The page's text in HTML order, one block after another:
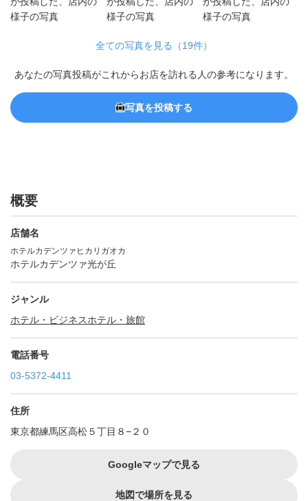
全ての写真を見る（19件）
あなたの写真投稿がこれからお店を訪れる人の参考になります。
写真を投稿する
概要
店舗名
ホテルカデンツァヒカリガオカ
ホテルカデンツァ光が丘
ジャンル
ホテル・ビジネスホテル・旅館
電話番号
03-5372-4411
住所
東京都練馬区高松５丁目８−２０
Googleマップで見る
地図で場所を見る